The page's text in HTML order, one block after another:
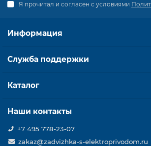
Я прочитал и согласен с условиями
Информация
Служба поддержки
Каталог
Наши контакты
+7 495 778-23-07
zakaz@zadvizhka-s-elektroprivodom.ru